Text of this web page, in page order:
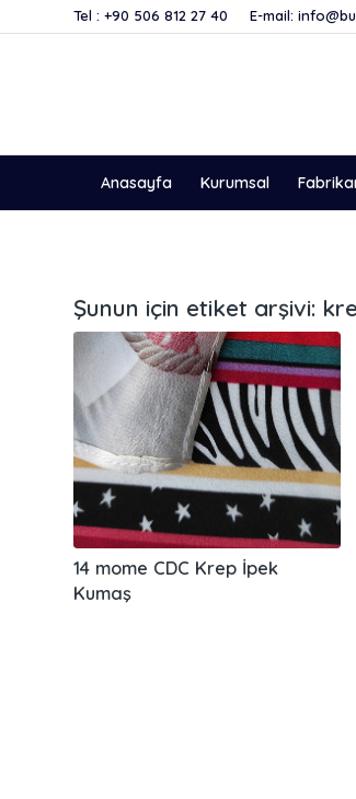
Tel : +90 506 812 27 40 E-mail:
Anasayfa Kurumsal
Şunun için etiket arşivi:
14 mome CDC Krep İpek
Kumaş